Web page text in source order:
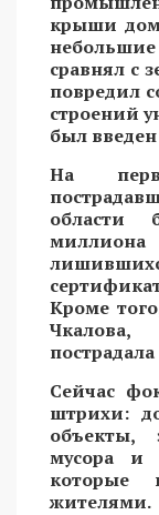
крыши
небольшие
сравнял с
повредил
строений
был
На
области
Кроме
Чкалова,
Сейчас
штрихи:
объекты,
мусора и
которые